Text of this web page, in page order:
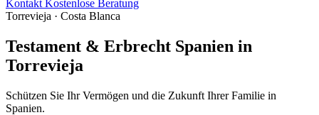
Kontakt Kostenlose Beratung
Torrevieja · Costa Blanca
Testament & Erbrecht Spanien in
Torrevieja
Schützen Sie Ihr Vermögen und die Zukunft Ihrer Familie in
Spanien.